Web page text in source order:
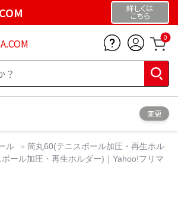
詳しくは
こちら
0
変更
ル
筒丸60(テニスボール加圧・再生ホル
ール加圧・再生ホルダー)｜Yahoo!フリマ